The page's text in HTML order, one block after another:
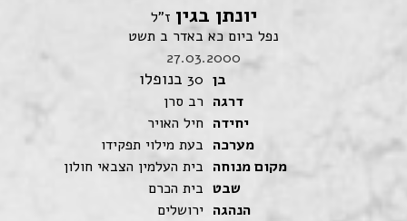
יונתן בגין ז"ל
נפל ביום כא באדר ב תשט
27.03.2000
בן 30 בנופלו
דרגה רב סרן
יחידה חיל האויר
מערכה בעת מילוי תפקידו
מקום מנוחה בית העלמין הצבאי חולון
שבט בית הכרם
הנהגה ירושלים